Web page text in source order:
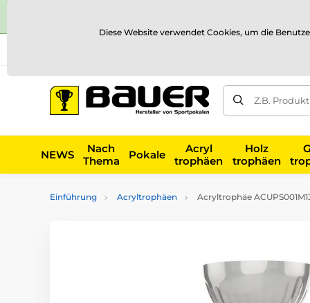
Z.B.
NEWS
Nach
Thema
Pokale
Acryl
trophäen
Holz
trophäen
Einführung Acryltrophäen Acryltrophäe
Diese Website verwendet Cookies, um die